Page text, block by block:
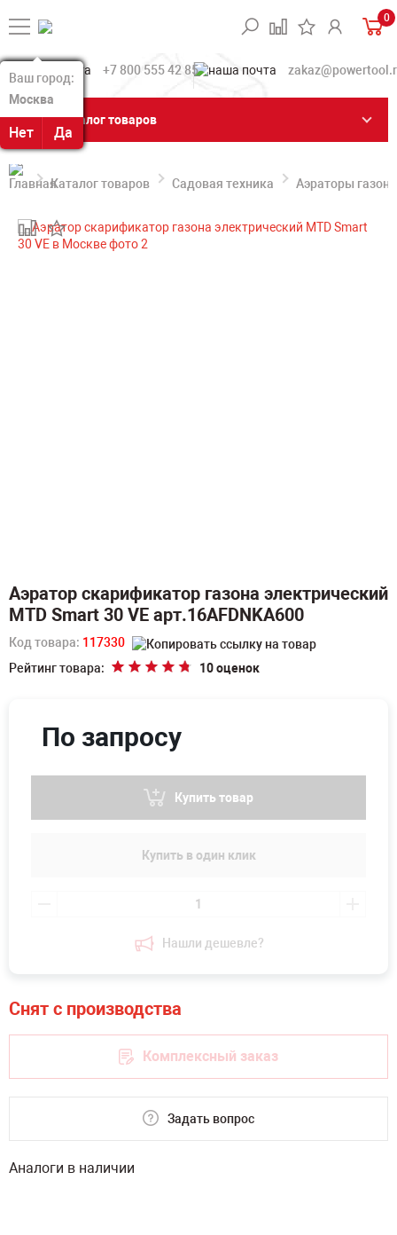
Ваш город:
Москва
Нет Да
Ваш город:
Москва
Нет Да
0
+7 800 555 42 85
Каталог товаров
Каталог товаров Садовая техника Аэраторы газона
Аэратор скарификатор газона электрический
MTD Smart 30 VE арт.16AFDNKA600
Код товара: 117330
Рейтинг товара:
10 оценок
Нашли дешевле?
По запросу
Купить товар
Купить в один клик
Комплексный заказ
Задать вопрос
Аналоги в наличии